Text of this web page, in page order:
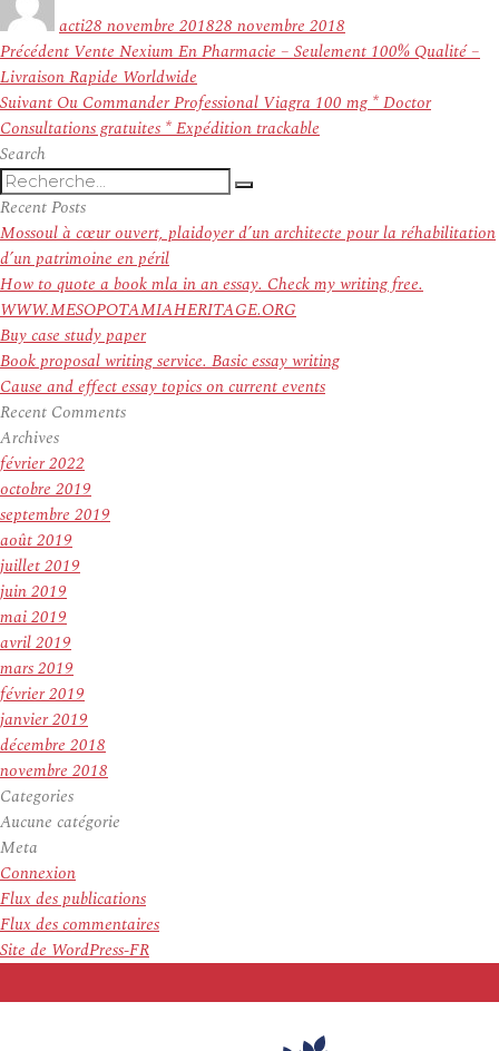
actile
28 novembre 201828 novembre 2018
Navigation
de
l’article
Précédent Article
précédent :
Vente Nexium En Pharmacie – Seulement 100% Qualité –
Livraison Rapide Worldwide
Suivant Article
suivant :
Ou Commander Professional Viagra 100 mg * Doctor
Consultations gratuites * Expédition trackable
Search
Recherche
pour
:
Recherche
Recent Posts
Mossoul à cœur ouvert, plaidoyer d’un architecte pour la réhabilitation
d’un patrimoine en péril
How to quote a book mla in an essay. Check my writing free.
WWW.MESOPOTAMIAHERITAGE.ORG
Buy case study paper
Book proposal writing service. Basic essay writing
Cause and effect essay topics on current events
Recent Comments
Archives
février 2022
octobre 2019
septembre 2019
août 2019
juillet 2019
juin 2019
mai 2019
avril 2019
mars 2019
février 2019
janvier 2019
décembre 2018
novembre 2018
Categories
Aucune catégorie
Meta
Connexion
Flux des publications
Flux des commentaires
Site de WordPress-FR